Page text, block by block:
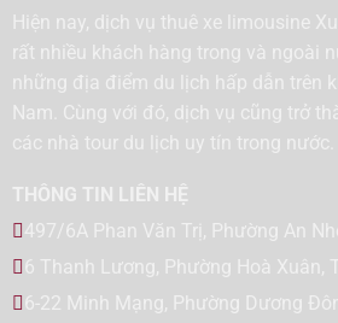
Hiện nay, dịch vụ thuê xe limousine
rất nhiều khách hàng trong và ngoài
những địa điểm du lịch hấp dẫn trên
Nam. Cùng với đó, dịch vụ cũng trở
các nhà tour du lịch uy tín trong nước.
THÔNG TIN LIÊN HỆ
497/6A Phan Văn Trị, Phường An
6 Thanh Lương, Phường Hoà Xuân,
6-22 Minh Mạng, Phường Dương